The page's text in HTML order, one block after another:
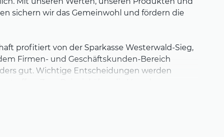
sichern wir das Gemeinwohl und fördern die
profitiert von der Sparkasse Westerwald-Sieg,
Firmen- und Geschäftskunden-Bereich
gut. Wichtige Entscheidungen werden
von Existenzgründern.